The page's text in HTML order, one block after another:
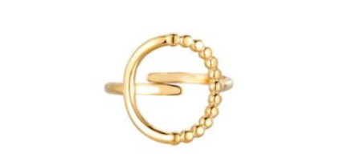
worden
op
productpagina